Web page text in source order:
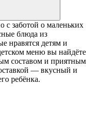
с заботой о маленьких
блюда из
нравятся детям и
меню вы найдёте
составом и приятным
— вкусный и
ребёнка.